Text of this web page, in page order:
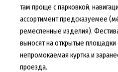
там проще с парковкой,
ассортимент предсказуемее
ремесленные изделия).
выносят на открытые площадки
непромокаемая куртка и
проезда.